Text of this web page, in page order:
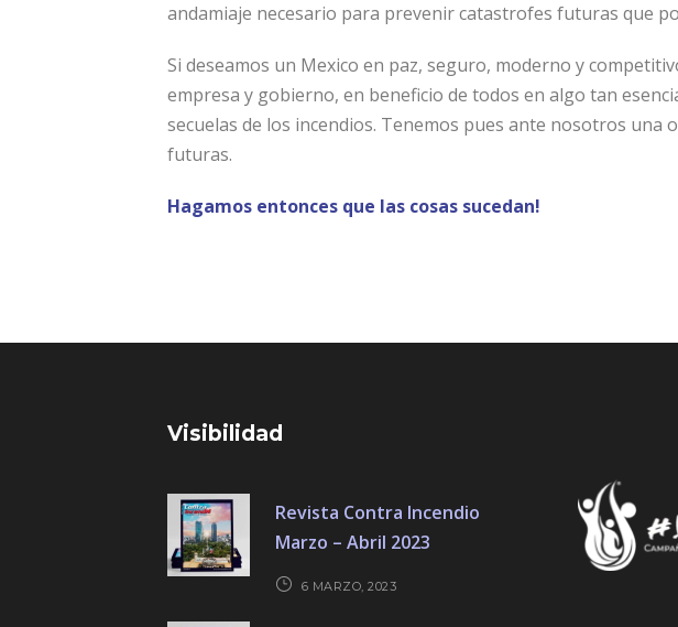
andamiaje necesario para prevenir catastrofes futuras que
Si deseamos un Mexico en paz, seguro, moderno y
empresa y gobierno, en beneficio de todos en algo tan
secuelas de los incendios. Tenemos pues ante nosotros
futuras.
Hagamos entonces que las cosas sucedan!
Visibilidad
Revista Contra Incendio
Marzo – Abril 2023
6 MARZO, 2023